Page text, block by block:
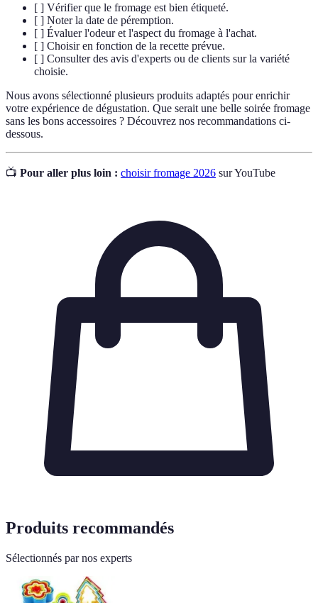
[ ] Vérifier que le fromage est bien étiqueté.
[ ] Noter la date de péremption.
[ ] Évaluer l'odeur et l'aspect du fromage à l'achat.
[ ] Choisir en fonction de la recette prévue.
[ ] Consulter des avis d'experts ou de clients sur la variété
choisie.
Nous avons sélectionné plusieurs produits adaptés pour enrichir
votre expérience de dégustation. Que serait une belle soirée fromage
sans les bons accessoires ? Découvrez nos recommandations ci-
dessous.
📺 Pour aller plus loin : choisir fromage 2026 sur YouTube
Produits recommandés
Sélectionnés par nos experts